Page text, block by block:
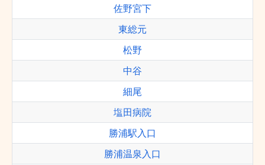
佐野宮下
東総元
松野
中谷
細尾
塩田病院
勝浦駅入口
勝浦温泉入口